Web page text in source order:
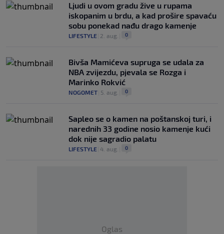
Ljudi u ovom gradu žive u rupama
iskopanim u brdu, a kad prošire spavaću
sobu ponekad nađu drago kamenje
LIFESTYLE 2. aug. 0
Bivša Mamićeva supruga se udala za
NBA zvijezdu, pjevala se Rozga i
Marinko Rokvić
NOGOMET 5. aug. 0
Saplео se o kamen na poštanskoj turi, i
narednih 33 godine nosio kamenje kući
dok nije sagradio palatu
LIFESTYLE 4. aug. 0
Oglas